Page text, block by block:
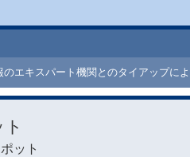
エキスパート機関とのタイアップに
ット